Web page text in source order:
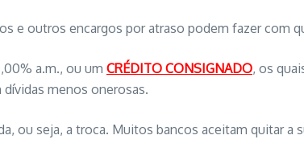
e outros encargos por atraso podem fazer com
a.m., ou um CRÉDITO CONSIGNADO, os
menos onerosas.
ou seja, a troca. Muitos bancos aceitam quitar a